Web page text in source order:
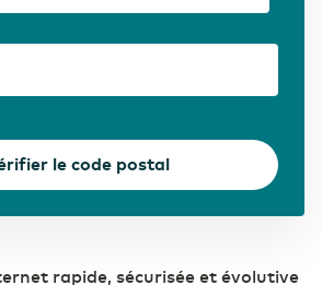
le code postal
rapide, sécurisée et évolutive